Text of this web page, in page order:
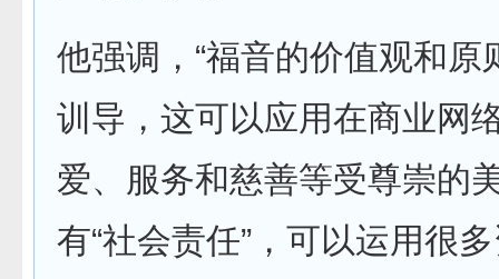
他强调，“福音的价值观和原
训导，这可以应用在商业网
爱、服务和慈善等受尊崇的
有“社会责任”，可以运用很